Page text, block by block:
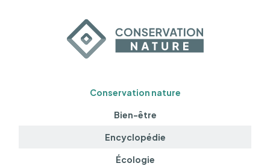
Conservation nature
Bien-être
Encyclopédie
Écologie